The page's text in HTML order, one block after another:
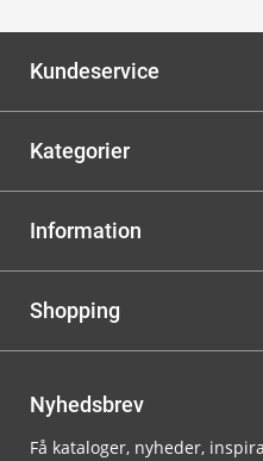
Kundeservice
Kategorier
Information
Shopping
Nyhedsbrev
Få kataloger, nyheder,